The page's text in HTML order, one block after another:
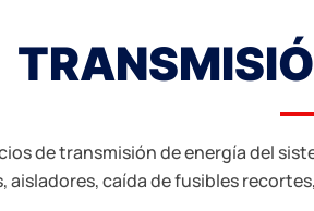
de transmisión de energía del
aisladores, caída de fusibles